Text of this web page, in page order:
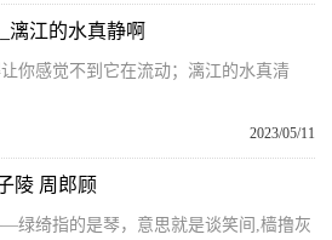
漓江的水真静啊
你感觉不到它在流动；漓江的水真清
2023/05/11
陵 周郎顾
绿绮指的是琴，意思就是谈笑间,樯撸灰